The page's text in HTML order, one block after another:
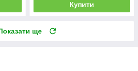
Купити
ще